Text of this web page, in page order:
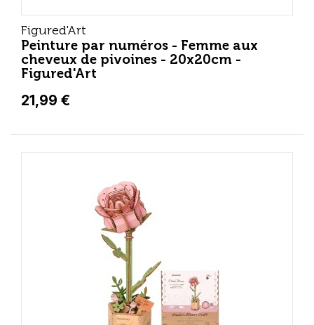
Figured'Art
Peinture par numéros - Femme aux
cheveux de pivoines - 20x20cm -
Figured'Art
21,99 €